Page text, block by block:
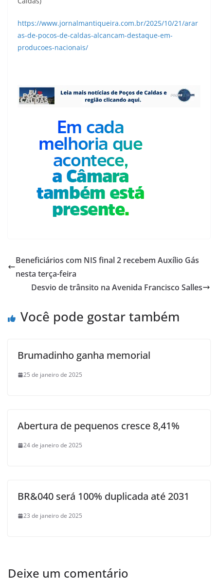
https://www.jornalmantiqueira.com.br/2025/10/21/arar
as-de-pocos-de-caldas-alcancam-destaque-em-
producoes-nacionais/
Beneficiários com NIS final 2 recebem Auxílio Gás
nesta terça-feira
Desvio de trânsito na Avenida Francisco Salles
Você pode gostar também
Brumadinho ganha memorial
25 de janeiro de 2025
Abertura de pequenos cresce 8,41%
24 de janeiro de 2025
BR&040 será 100% duplicada até 2031
23 de janeiro de 2025
Deixe um comentário